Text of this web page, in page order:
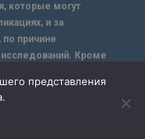
которые могут
и за
причине
исследований. Кроме
ответственности за
представления